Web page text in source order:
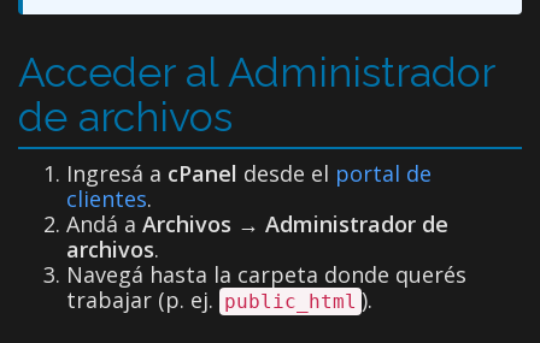
Acceder al Administrador
de archivos
Ingresá a cPanel desde el portal de
clientes.
Andá a Archivos → Administrador de
archivos.
Navegá hasta la carpeta donde querés
trabajar (p. ej. public_html ).